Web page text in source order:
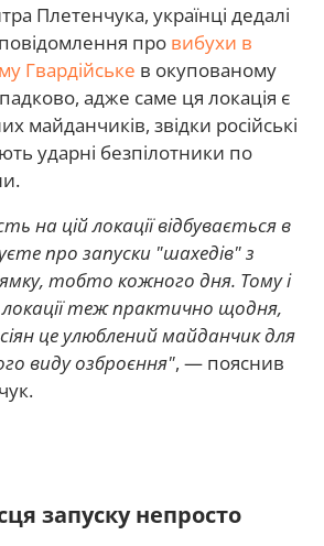
Плетенчука, українці дедалі
про вибухи в
Гвардійське в окупованому
адже саме ця локація є
майданчиків, звідки російські
ударні безпілотники по
на цій локації відбувається в
про запуски "шахедів" з
тобто кожного дня. Тому і
локації теж практично щодня,
це улюблений майданчик для
виду озброєння", — пояснив
запуску непросто